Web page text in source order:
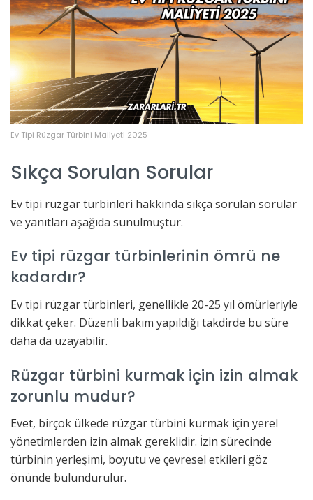
Ev Tipi Rüzgar Türbini Maliyeti 2025
Sıkça Sorulan Sorular
Ev tipi rüzgar türbinleri hakkında sıkça sorulan sorular
ve yanıtları aşağıda sunulmuştur.
Ev tipi rüzgar türbinlerinin ömrü ne
kadardır?
Ev tipi rüzgar türbinleri, genellikle 20-25 yıl ömürleriyle
dikkat çeker. Düzenli bakım yapıldığı takdirde bu süre
daha da uzayabilir.
Rüzgar türbini kurmak için izin almak
zorunlu mudur?
Evet, birçok ülkede rüzgar türbini kurmak için yerel
yönetimlerden izin almak gereklidir. İzin sürecinde
türbinin yerleşimi, boyutu ve çevresel etkileri göz
önünde bulundurulur.